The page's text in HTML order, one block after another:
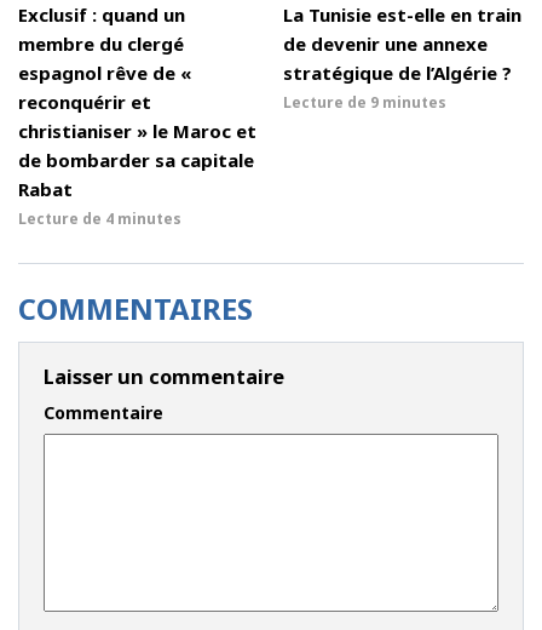
Exclusif : quand un
membre du clergé
espagnol rêve de «
reconquérir et
christianiser » le Maroc et
de bombarder sa capitale
Rabat
Lecture de 4 minutes
La Tunisie est-elle en train
de devenir une annexe
stratégique de l’Algérie ?
Lecture de 9 minutes
COMMENTAIRES
Laisser un commentaire
Commentaire